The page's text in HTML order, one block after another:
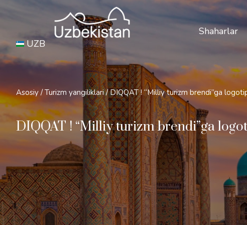
Xavfsizlik
Shaharlar
UZB
Asosiy / Turizm yangiliklari / DIQQAT ! “Milliy turizm brendi”ga
DIQQAT ! “Milliy turizm brendi”ga